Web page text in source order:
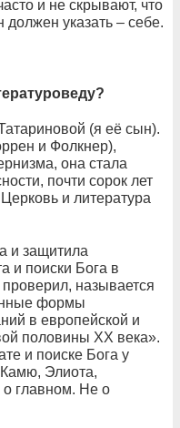
и не скрывают, что
указать – себе.
(я её сын).
и Фолкнер),
она стала
почти сорок лет
и литература
и защитила
и поиски Бога в
называется
формы
в европейской и
половины XX века».
и поиске Бога у
Элиота,
главном. Не о